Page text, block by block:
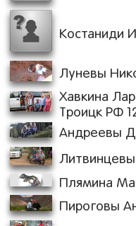
Костаниди
Луневы
Хавкина
Троицк РФ
Андреевы
Плямина
Пироговы